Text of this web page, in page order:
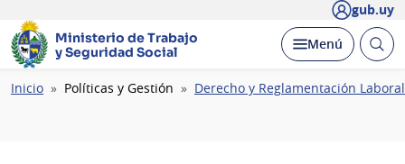
gub.uy
Ministerio de Trabajo
y Seguridad Social
Desplegar
Menú Abrir
Ruta
Inicio Políticas y Gestión Derecho y Reglamentación Laboral